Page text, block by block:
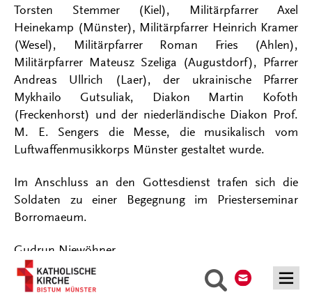
Suche
Torsten Stemmer (Kiel), Militärpfarrer Axel
Heinekamp (Münster), Militärpfarrer Heinrich Kramer
(Wesel), Militärpfarrer Roman Fries (Ahlen),
Militärpfarrer Mateusz Szeliga (Augustdorf), Pfarrer
Andreas Ullrich (Laer), der ukrainische Pfarrer
Mykhailo Gutsuliak, Diakon Martin Kofoth
(Freckenhorst) und der niederländische Diakon Prof.
M. E. Sengers die Messe, die musikalisch vom
Luftwaffenmusikkorps Münster gestaltet wurde.
Im Anschluss an den Gottesdienst trafen sich die
Soldaten zu einer Begegnung im Priesterseminar
Borromaeum.
Gudrun Niewöhner